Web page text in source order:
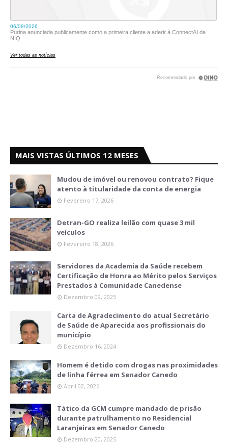
MAIS VISTAS ÚLTIMOS 12 MESES
Mudou de imóvel ou renovou contrato? Fique
atento à titularidade da conta de energia
Fevereiro 17, 2026
Detran-GO realiza leilão com quase 3 mil
veículos
Fevereiro 18, 2026
Servidores da Academia da Saúde recebem
Certificação de Honra ao Mérito pelos Serviços
Prestados à Comunidade Canedense
Dezembro 09, 2025
Carta de Agradecimento do atual Secretário
de Saúde de Aparecida aos profissionais do
município
Dezembro 16, 2024
Homem é detido com drogas nas proximidades
de linha férrea em Senador Canedo
Abril 02, 2026
Tático da GCM cumpre mandado de prisão
durante patrulhamento no Residencial
Laranjeiras em Senador Canedo
Dezembro 20, 2025